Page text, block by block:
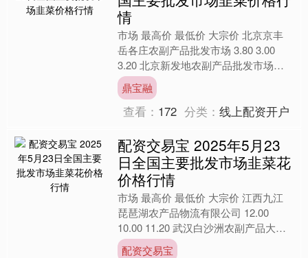
情
市场 最高价 最低价 大宗价 北京京丰
岳各庄农副产品批发市场 3.80 3.00
3.20 北京新发地农副产品批发市场信
息中心 2.40 2.00 2.20 北....
鼎宝融
查看： 172 分类：线上配资开户
配资交易宝 2025年5月23
日全国主要批发市场韭菜花
价格行情
市场 最高价 最低价 大宗价 江西九江
琵琶湖农产品物流有限公司 12.00
10.00 11.20 武汉白沙洲农副产品大市
场有限公司 10.00 9.00 9.....
配资交易宝